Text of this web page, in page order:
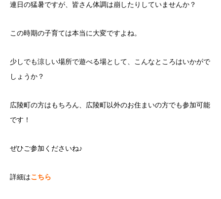
連日の猛暑ですが、皆さん体調は崩したりしていませんか？
この時期の子育ては本当に大変ですよね。
少しでも涼しい場所で遊べる場として、こんなところはいかがで
しょうか？
広陵町の方はもちろん、広陵町以外のお住まいの方でも参加可能
です！
ぜひご参加くださいね♪
詳細はこちら